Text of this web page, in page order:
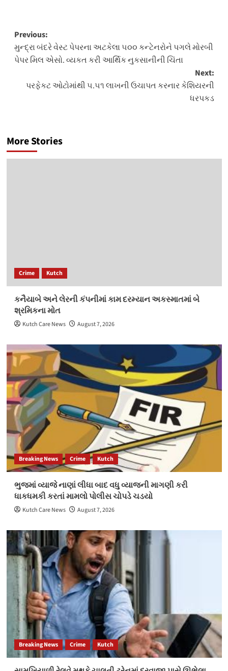
Post
navigation
Previous:
મુન્દ્રા બંદરે વેસ્ટ પેપરના અટકેલા ૫૦૦ કન્ટેનરોને પગલે મોરબી
પેપર મિલ એસો. વ્યકત કરી આર્થિક નુકસાનીની ચિંતા
Next:
પરફેકટ ઓટોમાંથી ૫.૫૧ લાખની ઉચાપત કરનાર કેશિયરની
ધરપકડ
More Stories
Crime Kutch
કનૈયાબે અને લેરની કંપનીમાં કામ દરમ્યાન અકસ્માતમાં બે
શ્રમિકના મોત
Kutch Care News August 7, 2026
Breaking News Crime Kutch
ભુજમાં વ્યાજે નાણાં લીધા બાદ વધુ વ્યાજની માગણી કરી
ધાકધમકી કરતાં મામલો પોલીસ ચોપડે ચડયો
Kutch Care News August 7, 2026
Breaking News Crime Kutch